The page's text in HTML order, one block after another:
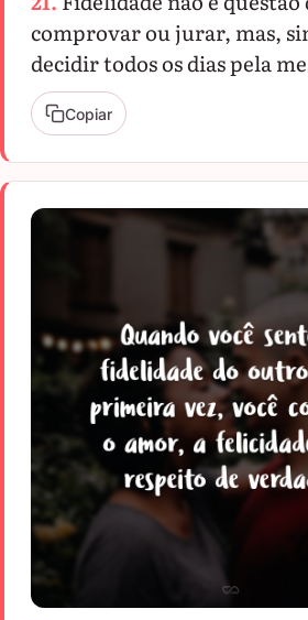
comprovar ou jurar, mas,
decidir todos os dias pela
Copiar